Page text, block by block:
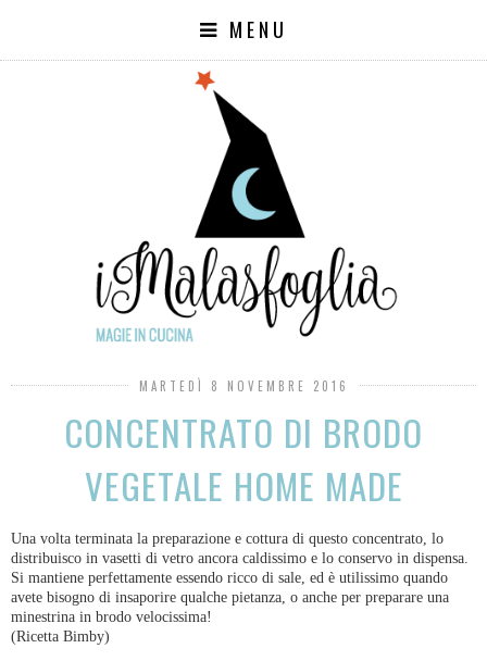
MENU
MARTEDÌ 8 NOVEMBRE 2016
CONCENTRATO DI BRODO
VEGETALE HOME MADE
Una volta terminata la preparazione e cottura di questo concentrato, lo
distribuisco in vasetti di vetro ancora caldissimo e lo conservo in dispensa.
Si mantiene perfettamente essendo ricco di sale, ed è utilissimo quando
avete bisogno di insaporire qualche pietanza, o anche per preparare una
minestrina in brodo velocissima!
(Ricetta Bimby)